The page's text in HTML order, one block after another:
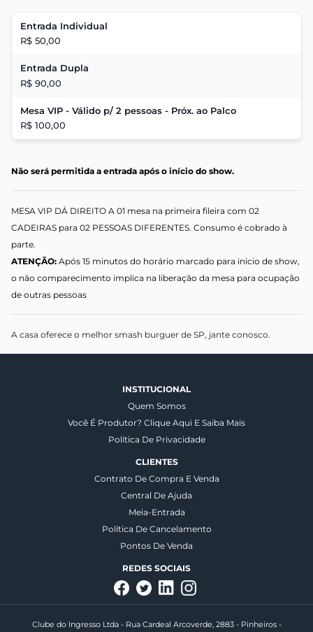
Entrada Individual
R$ 50,00
Entrada Dupla
R$ 90,00
Mesa VIP - Válido p/ 2 pessoas - Próx. ao Palco
R$ 100,00
Não será permitida a entrada após o início do show.
MESA VIP DÁ DIREITO A 01 mesa na primeira fileira com 02
CADEIRAS para 02 PESSOAS DIFERENTES. Consumo é cobrado à
parte.
ATENÇÃO: Após 15 minutos do horário marcado para inicio de show,
o não comparecimento implica na liberação da mesa para ocupação
de outras pessoas
A casa oferece o melhor smash burguer de SP, jante conosco.
INSTITUCIONAL
Quem Somos
Você É Produtor? Clique Aqui E Saiba Mais
Política De Privacidade
CLIENTES
Contrato De Compra E Venda
Central De Ajuda
Meia-Entrada
Política De Cancelamento
Pontos De Venda
REDES SOCIAIS
Clube do Ingresso Ltda - Rua Cardeal Arcoverde, 2883 - Pinheiros -